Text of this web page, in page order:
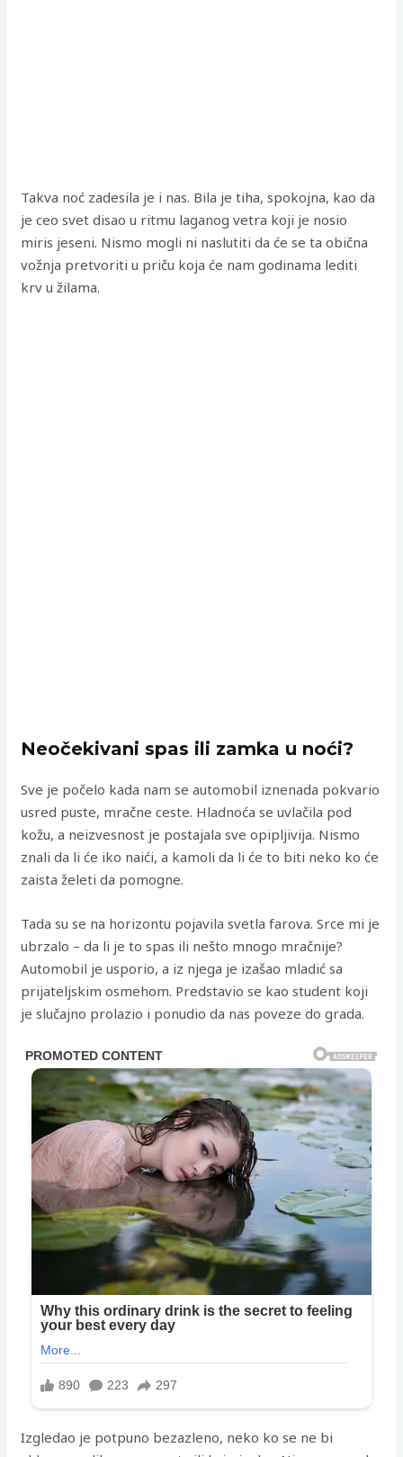
Takva noć zadesila je i nas. Bila je tiha, spokojna, kao da
je ceo svet disao u ritmu laganog vetra koji je nosio
miris jeseni. Nismo mogli ni naslutiti da će se ta obična
vožnja pretvoriti u priču koja će nam godinama lediti
krv u žilama.
Neočekivani spas ili zamka u noći?
Sve je počelo kada nam se automobil iznenada pokvario
usred puste, mračne ceste. Hladnoća se uvlačila pod
kožu, a neizvesnost je postajala sve opipljivija. Nismo
znali da li će iko naići, a kamoli da li će to biti neko ko će
zaista želeti da pomogne.
Tada su se na horizontu pojavila svetla farova. Srce mi je
ubrzalo – da li je to spas ili nešto mnogo mračnije?
Automobil je usporio, a iz njega je izašao mladić sa
prijateljskim osmehom. Predstavio se kao student koji
je slučajno prolazio i ponudio da nas poveze do grada.
Izgledao je potpuno bezazleno, neko ko se ne bi